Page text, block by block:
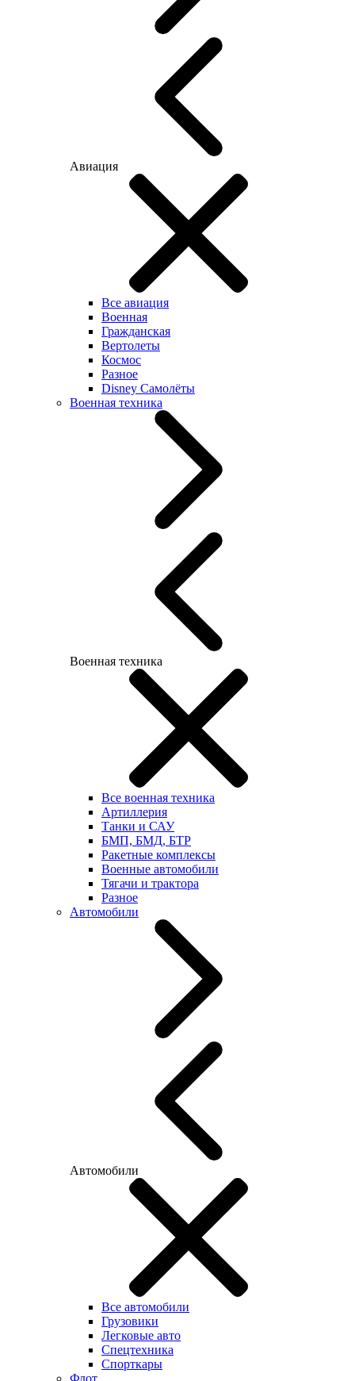
Авиация
Все авиация
Военная
Гражданская
Вертолеты
Космос
Разное
Disney Самолёты
Военная техника
Военная техника
Все военная техника
Артиллерия
Танки и САУ
БМП, БМД, БТР
Ракетные комплексы
Военные автомобили
Тягачи и трактора
Разное
Автомобили
Автомобили
Все автомобили
Грузовики
Легковые авто
Спецтехника
Спорткары
Флот